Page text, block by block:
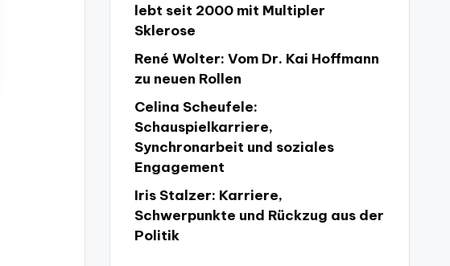
lebt seit 2000 mit Multipler
Sklerose
René Wolter: Vom Dr. Kai Hoffmann
zu neuen Rollen
Celina Scheufele:
Schauspielkarriere,
Synchronarbeit und soziales
Engagement
Iris Stalzer: Karriere,
Schwerpunkte und Rückzug aus der
Politik